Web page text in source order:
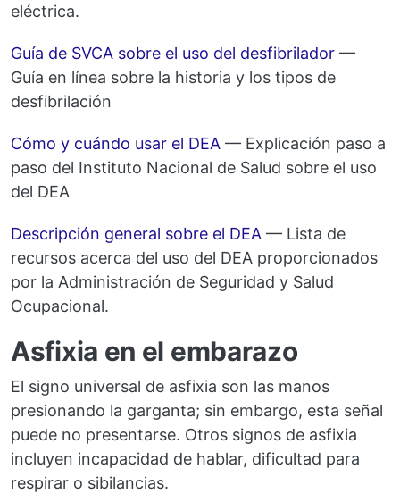
eléctrica.
Guía de SVCA sobre el uso del desfibrilador —
Guía en línea sobre la historia y los tipos de
desfibrilación
Cómo y cuándo usar el DEA — Explicación paso a
paso del Instituto Nacional de Salud sobre el uso
del DEA
Descripción general sobre el DEA — Lista de
recursos acerca del uso del DEA proporcionados
por la Administración de Seguridad y Salud
Ocupacional.
Asfixia en el embarazo
El signo universal de asfixia son las manos
presionando la garganta; sin embargo, esta señal
puede no presentarse. Otros signos de asfixia
incluyen incapacidad de hablar, dificultad para
respirar o sibilancias.